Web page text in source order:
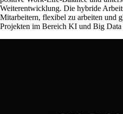
Weiterentwicklung. Die hybride
Mitarbeitern, flexibel zu arbeiten und
Projekten im Bereich KI und Big Data